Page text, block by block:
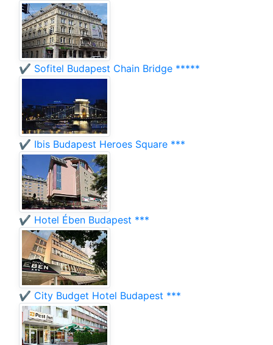
✔️ Sofitel Budapest Chain Bridge *****
✔️ Ibis Budapest Heroes Square ***
✔️ Hotel Ében Budapest ***
✔️ City Budget Hotel Budapest ***